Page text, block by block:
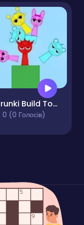
Sprunki Build Tower
0 (0 Голосів)